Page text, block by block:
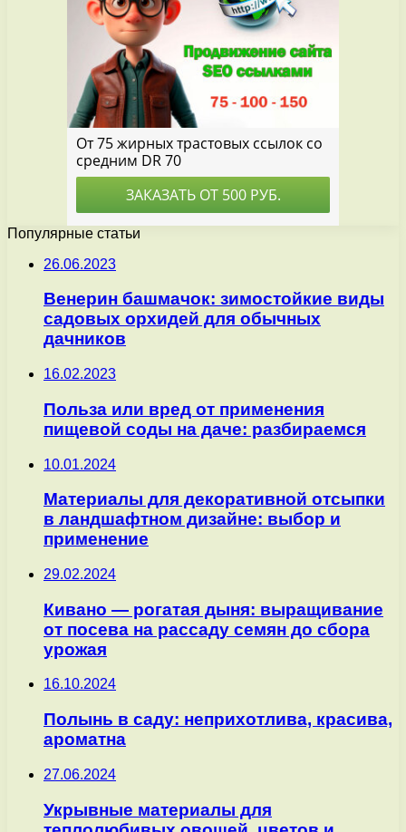
Популярные статьи
26.06.2023
Венерин башмачок: зимостойкие виды
садовых орхидей для обычных
дачников
16.02.2023
Польза или вред от применения
пищевой соды на даче: разбираемся
10.01.2024
Материалы для декоративной отсыпки
в ландшафтном дизайне: выбор и
применение
29.02.2024
Кивано — рогатая дыня: выращивание
от посева на рассаду семян до сбора
урожая
16.10.2024
Полынь в саду: неприхотлива, красива,
ароматна
27.06.2024
Укрывные материалы для